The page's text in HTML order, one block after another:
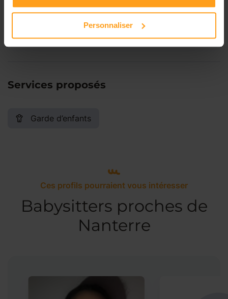
Personnaliser
Dimanche Disponible de 00:00 à 00:00
Services proposés
Garde d’enfants
Ces profils pourraient vous intéresser
Babysitters proches de
Nanterre